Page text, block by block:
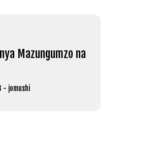
Mazungumzo na
- jomushi